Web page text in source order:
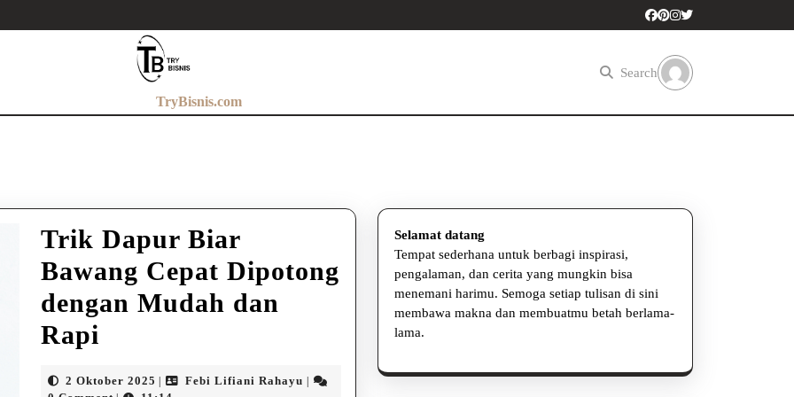
TryBisnis.com
Search
Trik Dapur Biar
Bawang Cepat Dipotong
dengan Mudah dan
Rapi
2 Oktober 2025 2
Febi Lifiani Rahayu Febi
Selamat datang
Tempat sederhana untuk berbagi inspirasi,
pengalaman, dan cerita yang mungkin bisa
menemani harimu. Semoga setiap tulisan di sini
membawa makna dan membuatmu betah berlama-
lama.